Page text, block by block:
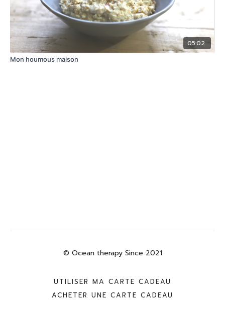
05:02
Mon houmous maison
© Ocean therapy Since 2021
UTILISER MA CARTE CADEAU
ACHETER UNE CARTE CADEAU